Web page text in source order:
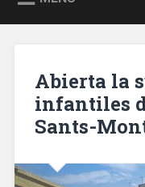
Abierta la
infantiles
Sants-